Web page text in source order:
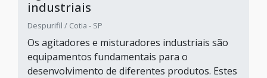
industriais
Despurifil / Cotia - SP
Os agitadores e misturadores industriais são
equipamentos fundamentais para o
desenvolvimento de diferentes produtos. Estes